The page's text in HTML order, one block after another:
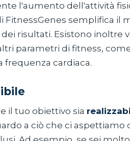
l'aumento dell'attività
FitnessGenes semplifica il
risultati. Esistono inoltre
parametri di fitness,
frequenza cardiaca.
il tuo obiettivo sia
a ciò che ci aspettiamo